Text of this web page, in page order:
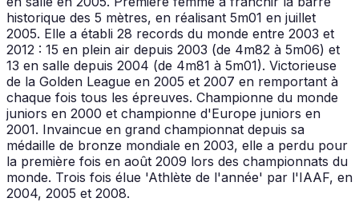
historique des 5 mètres, en réalisant 5m01 en juillet
2005. Elle a établi 28 records du monde entre 2003 et
2012 : 15 en plein air depuis 2003 (de 4m82 à 5m06) et
13 en salle depuis 2004 (de 4m81 à 5m01). Victorieuse
de la Golden League en 2005 et 2007 en remportant à
chaque fois tous les épreuves. Championne du monde
juniors en 2000 et championne d'Europe juniors en
2001. Invaincue en grand championnat depuis sa
médaille de bronze mondiale en 2003, elle a perdu pour
la première fois en août 2009 lors des championnats du
monde. Trois fois élue 'Athlète de l'année' par l'IAAF, en
2004, 2005 et 2008.